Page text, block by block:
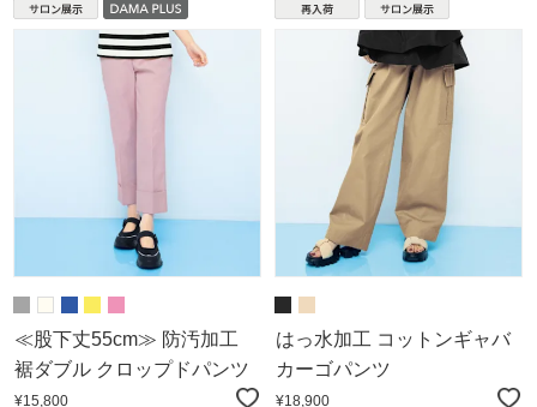
≪股下丈55cm≫ 防汚加工
裾ダブル クロップドパンツ
¥15,800
はっ水加工 コットンギャバ
カーゴパンツ
¥18,900